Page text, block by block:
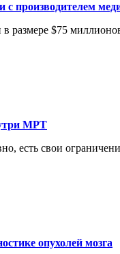
с производителем
$75
МРТ
есть свои
опухолей мозга